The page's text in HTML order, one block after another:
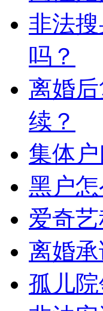
非法
吗？
离婚
续？
集体
黑户
爱奇
离婚
孤儿